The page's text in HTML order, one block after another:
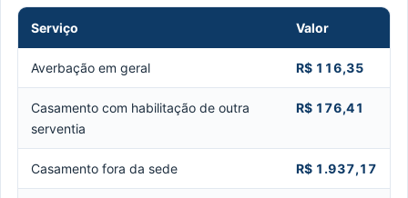
Serviço Valor
Averbação em geral R$ 116,35
Casamento com habilitação de outra
serventia
R$ 176,41
Casamento fora da sede R$ 1.937,17